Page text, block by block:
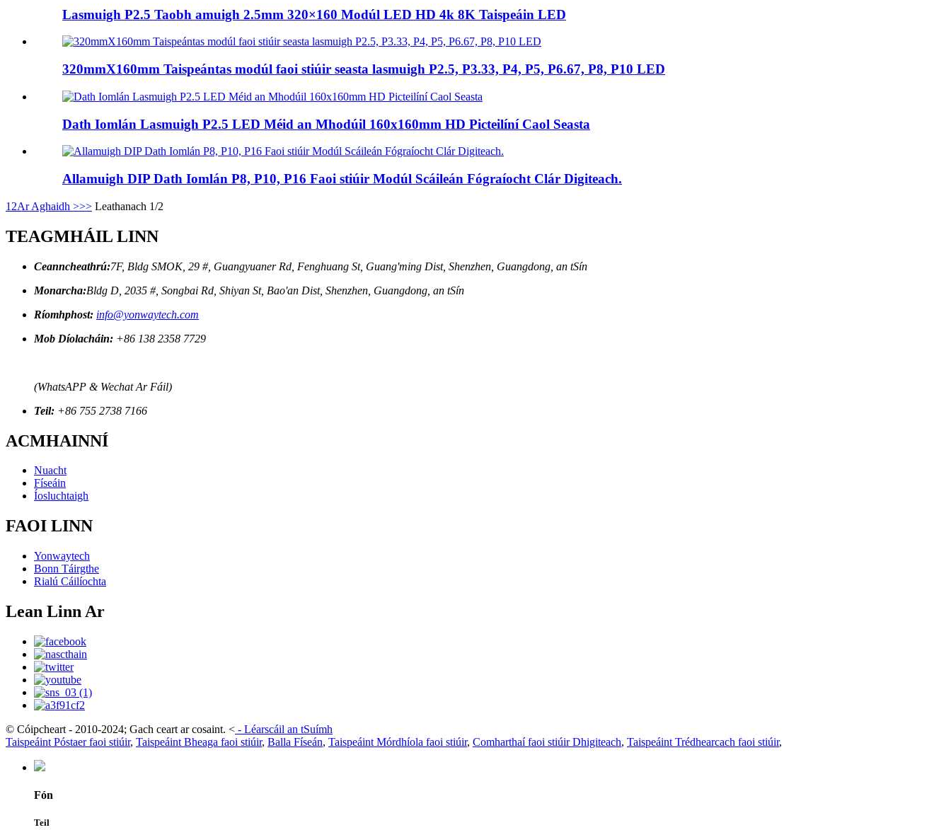
Lasmuigh P2.5 Taobh amuigh 2.5mm 320×160 Modúl LED HD 4k 8K Taispeáin LED
320mmX160mm Taispeántas modúl faoi stiúir seasta lasmuigh P2.5, P3.33, P4, P5, P6.67, P8, P10 LED
Dath Iomlán Lasmuigh P2.5 LED Méid an Mhodúil 160x160mm HD Picteilíní Caol Seasta
Allamuigh DIP Dath Iomlán P8, P10, P16 Faoi stiúir Modúl Scáileán Fógraíocht Clár Digiteach.
1 2Ar Aghaidh >>> Leathanach 1/2
TEAGMHÁIL LINN
Ceanncheathrú:7F, Bldg SMOK, 29 #, Guangyuaner Rd, Fenghuang St, Guang'ming Dist, Shenzhen, Guangdong, an tSín
Monarcha:Bldg D, 2035 #, Songbai Rd, Shiyan St, Bao'an Dist, Shenzhen, Guangdong, an tSín
Ríomhphost: info@yonwaytech.com
Mob Díolacháin: +86 138 2358 7729
(WhatsAPP & Wechat Ar Fáil)
Teil: +86 755 2738 7166
ACMHAINNÍ
Nuacht
Físeáin
Íosluchtaigh
FAOI LINN
Yonwaytech
Bonn Táirgthe
Rialú Cáilíochta
Lean Linn Ar
© Cóipcheart - 2010-2024; Gach ceart ar cosaint. < - Léarscáil an tSuímh
Taispeáint Póstaer faoi stiúir, Taispeáint Bheaga faoi stiúir, Balla Físeán, Taispeáint Mórdhíola faoi stiúir, Comharthaí faoi stiúir Dhigiteach, Taispeáint Trédhearcach faoi stiúir,
Fón
Teil